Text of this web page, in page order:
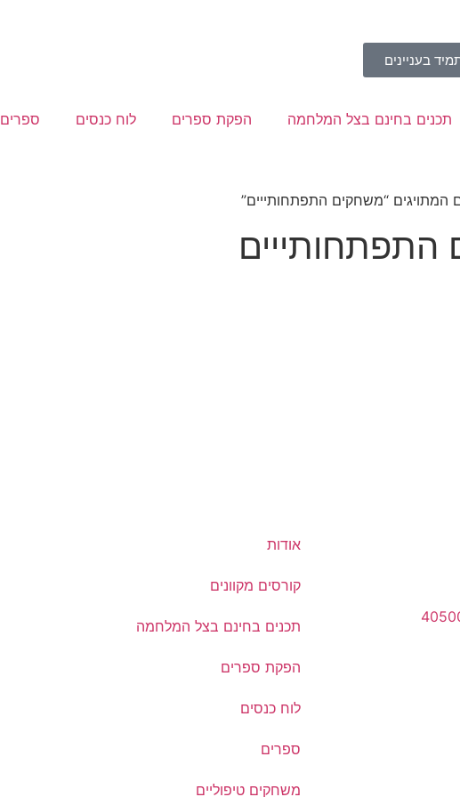
בעניינים
תכנים בחינם בצל המלחמה הפקת ספרים לוח כנסים ספרים
המתויגים “משחקים התפתחותייים”
אודות
קורסים מקוונים
תכנים בחינם בצל המלחמה
הפקת ספרים
לוח כנסים
ספרים
משחקים טיפוליים